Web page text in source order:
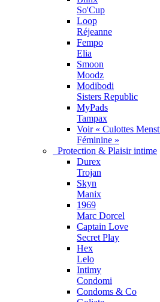
So'Cup
Loop
Réjeanne
Fempo
Elia
Smoon
Moodz
Modibodi
Sisters Republic
MyPads
Tampax
Voir « Culottes
Féminine »
Protection & Plaisir intime
Durex
Trojan
Skyn
Manix
1969
Marc Dorcel
Captain Love
Secret Play
Hex
Lelo
Intimy
Condomi
Condoms & Co